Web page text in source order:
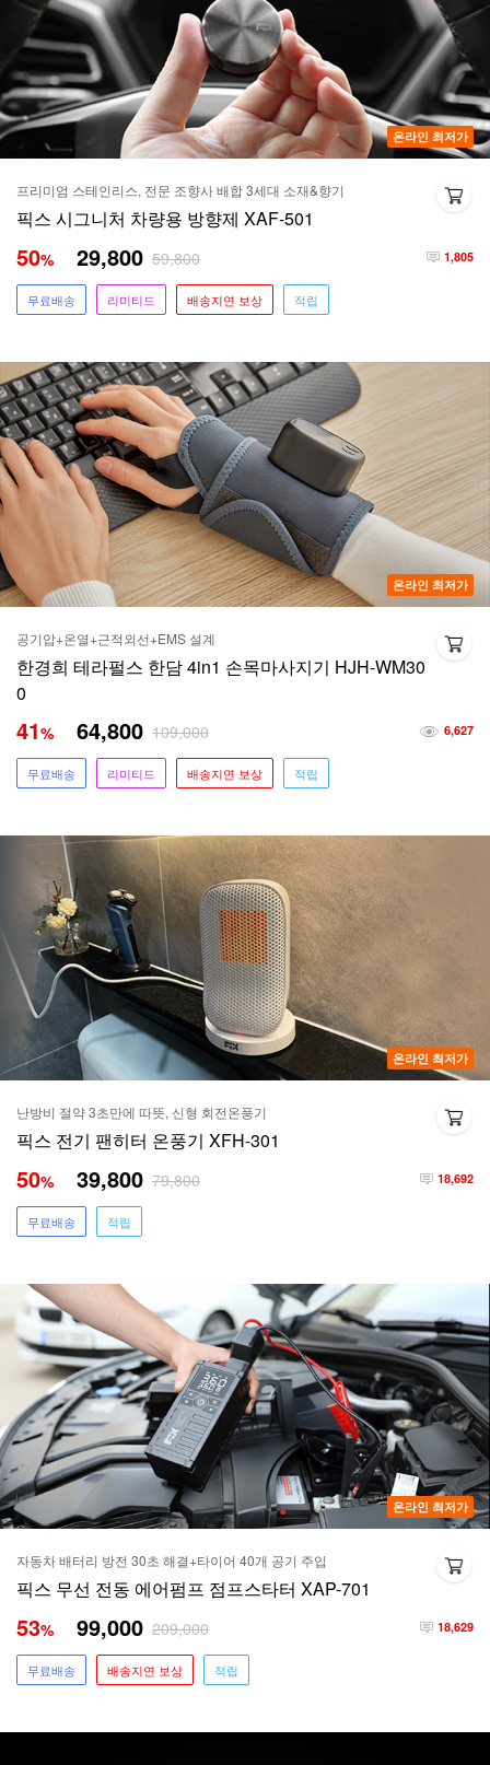
온라인 최저가
프리미엄 스테인리스, 전문 조향사 배합 3세대 소재&향기
픽스 시그니처 차량용 방향제 XAF-501
1,805
50% 29,800 59,800
무료배송 리미티드 배송지연 보상 적립
온라인 최저가
공기압+온열+근적외선+EMS 설계
한경희 테라펄스 한담 4in1 손목마사지기 HJH-WM30
0
6,627
41% 64,800 109,000
무료배송 리미티드 배송지연 보상 적립
온라인 최저가
난방비 절약 3초만에 따뜻, 신형 회전온풍기
픽스 전기 팬히터 온풍기 XFH-301
18,692
50% 39,800 79,800
무료배송 적립
온라인 최저가
자동차 배터리 방전 30초 해결+타이어 40개 공기 주입
픽스 무선 전동 에어펌프 점프스타터 XAP-701
18,629
53% 99,000 209,000
무료배송 배송지연 보상 적립